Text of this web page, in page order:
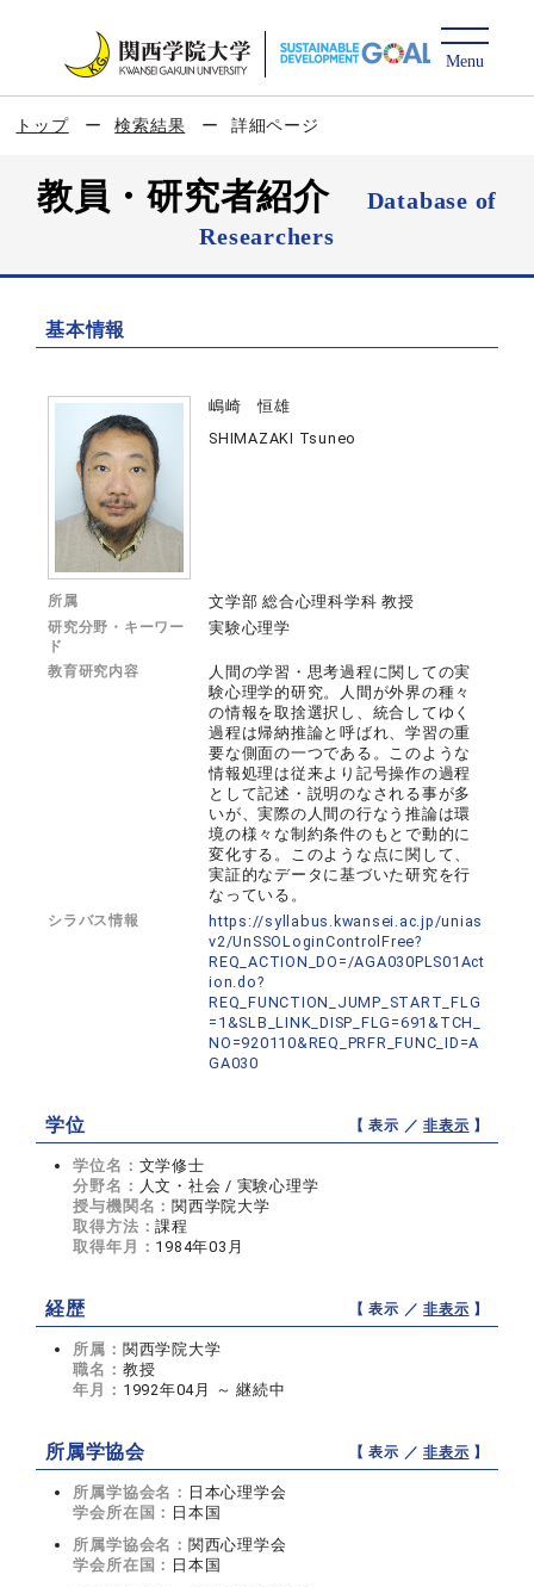
トップ 検索結果 詳細ページ
教員・研究者紹介
Database of
Researchers
基本情報
嶋崎 恒雄
SHIMAZAKI Tsuneo
所属 文学部 総合心理科学科 教授
研究分野・キーワー
ド
実験心理学
教育研究内容
人間の学習・思考過程に関しての実
験心理学的研究。人間が外界の種々
の情報を取捨選択し、統合してゆく
過程は帰納推論と呼ばれ、学習の重
要な側面の一つである。このような
情報処理は従来より記号操作の過程
として記述・説明のなされる事が多
いが、実際の人間の行なう推論は環
境の様々な制約条件のもとで動的に
変化する。このような点に関して、
実証的なデータに基づいた研究を行
なっている。
シラバス情報
https://syllabus.kwansei.ac.jp/unias
v2/UnSSOLoginControlFree?
REQ_ACTION_DO=/AGA030PLS01Act
ion.do?
REQ_FUNCTION_JUMP_START_FLG
=1&SLB_LINK_DISP_FLG=691&TCH_
NO=920110&REQ_PRFR_FUNC_ID=A
GA030
学位 【 表示 ／非表示 】
学位名： 文学修士
分野名： 人文・社会 / 実験心理学
授与機関名： 関西学院大学
取得方法：課程
取得年月： 1984年03月
経歴 【 表示 ／非表示 】
所属： 関西学院大学
職名： 教授
年月： 1992年04月 ～ 継続中
所属学協会 【 表示 ／非表示 】
所属学協会名： 日本心理学会
学会所在国： 日本国
所属学協会名： 関西心理学会
学会所在国： 日本国